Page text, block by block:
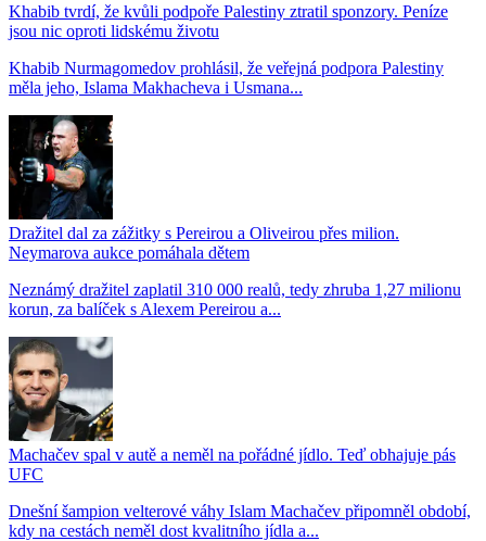
Khabib tvrdí, že kvůli podpoře Palestiny ztratil sponzory. Peníze
jsou nic oproti lidskému životu
Khabib Nurmagomedov prohlásil, že veřejná podpora Palestiny
měla jeho, Islama Makhacheva i Usmana...
Dražitel dal za zážitky s Pereirou a Oliveirou přes milion.
Neymarova aukce pomáhala dětem
Neznámý dražitel zaplatil 310 000 realů, tedy zhruba 1,27 milionu
korun, za balíček s Alexem Pereirou a...
Machačev spal v autě a neměl na pořádné jídlo. Teď obhajuje pás
UFC
Dnešní šampion velterové váhy Islam Machačev připomněl období,
kdy na cestách neměl dost kvalitního jídla a...